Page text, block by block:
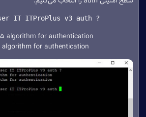
IT ITProPlus v3 auth ?
algorithm for authentication
algorithm for authentication